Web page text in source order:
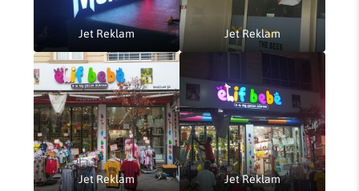
Jet Reklam Jet Reklam
Jet Reklam Jet Reklam